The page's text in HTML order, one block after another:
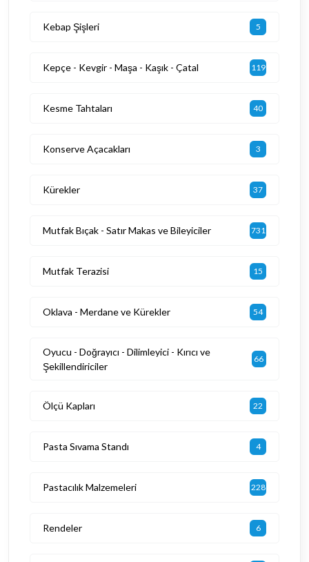
Kebap Şişleri 5
Kepçe - Kevgir - Maşa - Kaşık - Çatal 119
Kesme Tahtaları 40
Konserve Açacakları 3
Kürekler 37
Mutfak Bıçak - Satır Makas ve Bileyiciler 731
Mutfak Terazisi 15
Oklava - Merdane ve Kürekler 54
Oyucu - Doğrayıcı - Dilimleyici - Kırıcı ve
Şekillendiriciler
66
Ölçü Kapları 22
Pasta Sıvama Standı 4
Pastacılık Malzemeleri 228
Rendeler 6